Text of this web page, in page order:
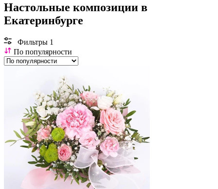
Настольные композиции в
Екатеринбурге
Фильтры 1
По популярности